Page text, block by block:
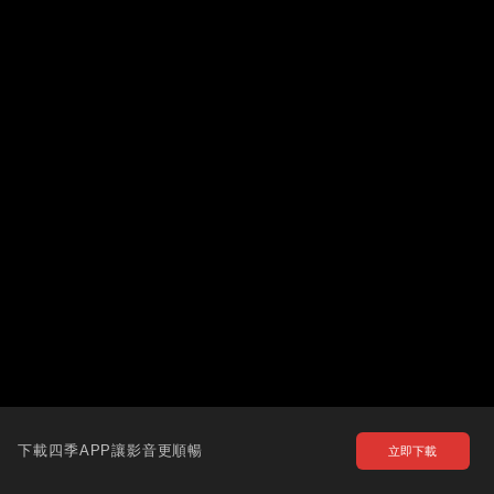
下載四季APP讓影音更順暢 立即下載